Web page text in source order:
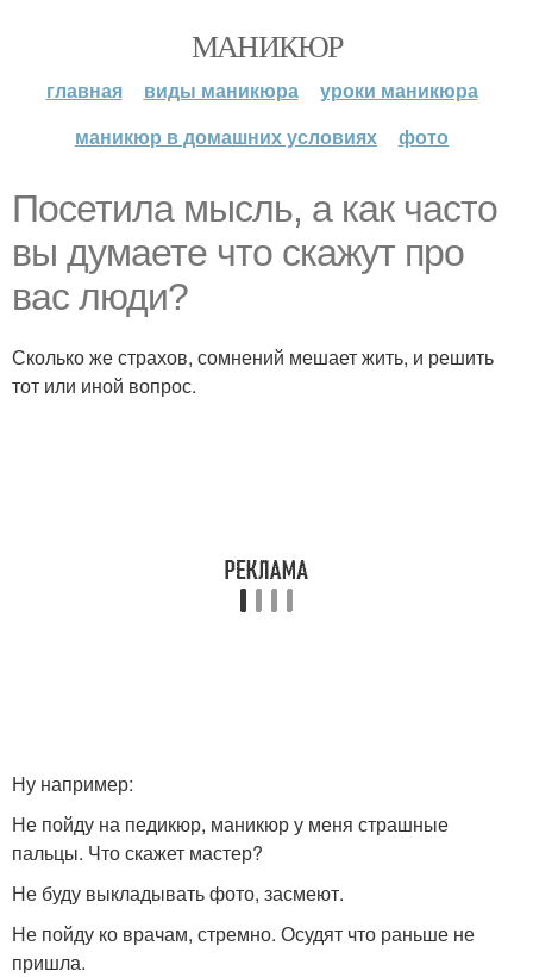
МАНИКЮР
главная виды маникюра
уроки маникюра
маникюр в домашних условиях
фото
Посетила мысль, а как часто
вы думаете что скажут про
вас люди?
Сколько же страхов, сомнений мешает жить, и решить
тот или иной вопрос.
Ну например:
Не пойду на педикюр, маникюр у меня страшные
пальцы. Что скажет мастер?
Не буду выкладывать фото, засмеют.
Не пойду ко врачам, стремно. Осудят что раньше не
пришла.